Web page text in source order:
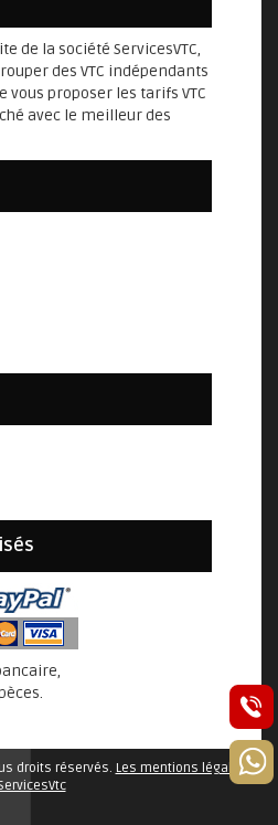
de la société ServicesVTC,
des VTC indépendants
vous proposer les tarifs VTC
avec le meilleur des
droits réservés. Les mentions légales de